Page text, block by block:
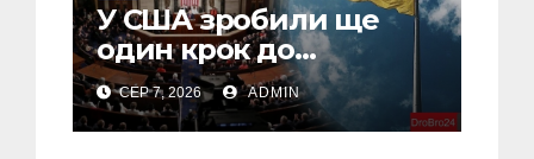
У США зробили ще
один крок до
введення “пекельних
санкцій” проти Росії
СЕР 7, 2026 ADMIN